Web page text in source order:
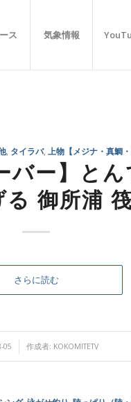
ス 気象情報
, タイラバ, 上物【メジナ・真鯛・
バー】と
る 御所浦 筏
さらに読む
05 作成者: KOKOMITETV